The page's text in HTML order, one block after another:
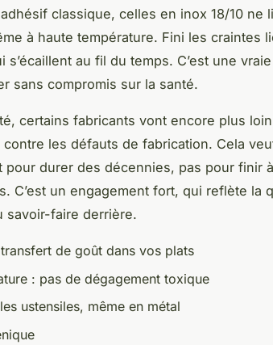
classique, celles en inox 18/10 ne
à haute température. Fini les craintes
au fil du temps. C’est une
sans compromis sur la santé.
certains fabricants vont encore plus
contre les défauts de fabrication. Cela
pour durer des décennies, pas pour finir
C’est un engagement fort, qui reflète la
savoir-faire derrière.
de goût dans vos plats
: pas de dégagement toxique
ustensiles, même en métal